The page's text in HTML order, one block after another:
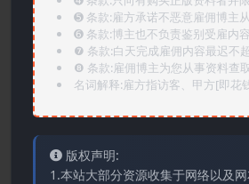
➎ 条款:雇方承诺不恶意雇佣博主
➏️ 条款:博主也不负责鉴别受雇内
❼ 条款:白天完成雇佣内容最迟不
❽ 条款:雇佣博主为您从事资料查
名词解释:雇方指访客、甲方[即花
版权声明:
1.本站大部分资源收集于网络以及